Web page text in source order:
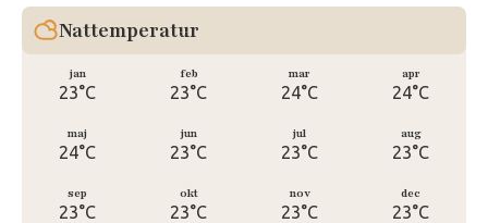
Nattemperatur
jan
23°C
feb
23°C
mar
24°C
apr
24°C
maj
24°C
jun
23°C
jul
23°C
aug
23°C
sep
23°C
okt
23°C
nov
23°C
dec
23°C